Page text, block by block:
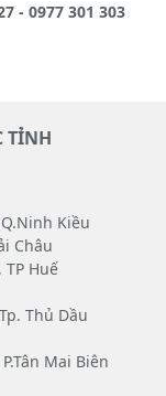
- 0977 301 303
TỈNH
Kiều
Châu
Huế
Thủ Dầu
Mai Biên